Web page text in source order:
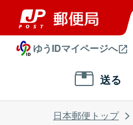
ゆうIDマイページへ
送る
日本郵便トップ